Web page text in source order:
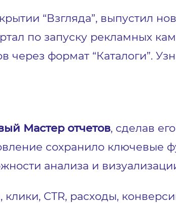
“Взгляда”, выпустил
по запуску рекламных
через формат “Каталоги”.
Мастер отчетов, сделав
сохранило ключевые
анализа и
клики, CTR, расходы,